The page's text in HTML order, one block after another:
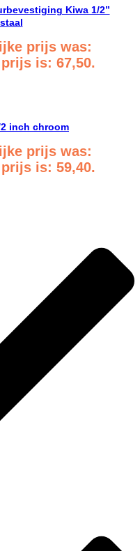
Kiwa 1/2”
prijs was:
is: 67,50.
inch chroom
prijs was:
is: 59,40.